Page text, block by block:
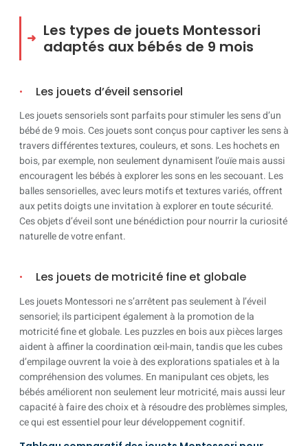
Les types de jouets Montessori
adaptés aux bébés de 9 mois
Les jouets d’éveil sensoriel
Les jouets sensoriels sont parfaits pour stimuler les sens d’un
bébé de 9 mois. Ces jouets sont conçus pour captiver les sens à
travers différentes textures, couleurs, et sons. Les hochets en
bois, par exemple, non seulement dynamisent l’ouïe mais aussi
encouragent les bébés à explorer les sons en les secouant. Les
balles sensorielles, avec leurs motifs et textures variés, offrent
aux petits doigts une invitation à explorer en toute sécurité.
Ces objets d’éveil sont une bénédiction pour nourrir la curiosité
naturelle de votre enfant.
Les jouets de motricité fine et globale
Les jouets Montessori ne s’arrêtent pas seulement à l’éveil
sensoriel; ils participent également à la promotion de la
motricité fine et globale. Les puzzles en bois aux pièces larges
aident à affiner la coordination œil-main, tandis que les cubes
d’empilage ouvrent la voie à des explorations spatiales et à la
compréhension des volumes. En manipulant ces objets, les
bébés améliorent non seulement leur motricité, mais aussi leur
capacité à faire des choix et à résoudre des problèmes simples,
ce qui est essentiel pour leur développement cognitif.